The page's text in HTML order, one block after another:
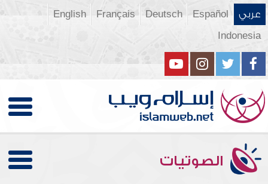
عربي Español
Deutsch
Français
English
Indonesia
الصوتيات